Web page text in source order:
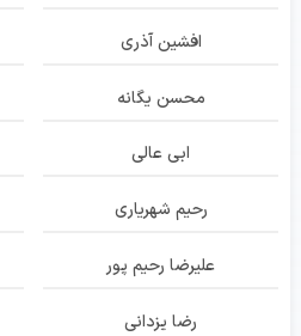
افشین آذری
محسن یگانه
ابی عالی
رحیم شهریاری
علیرضا رحیم پور
رضا یزدانی